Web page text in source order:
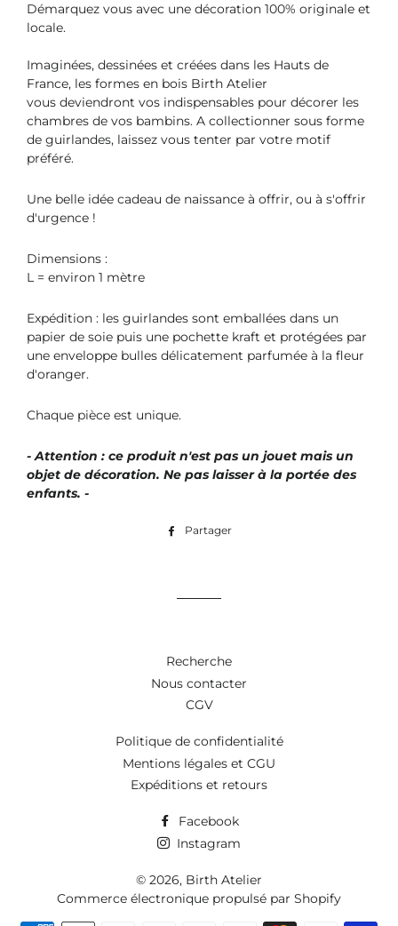
Démarquez vous avec une décoration 100% originale et
locale.
Imaginées, dessinées et créées dans les Hauts de
France, les formes en bois Birth Atelier
vous deviendront vos indispensables pour décorer les
chambres de vos bambins. A collectionner sous forme
de guirlandes, laissez vous tenter par votre motif
préféré.
Une belle idée cadeau de naissance à offrir, ou à s'offrir
d'urgence !
Dimensions :
L = environ 1 mètre
Expédition : les guirlandes sont emballées dans un
papier de soie puis une pochette kraft et protégées par
une enveloppe bulles délicatement parfumée à la fleur
d'oranger.
Chaque pièce est unique.
- Attention : ce produit n'est pas un jouet mais un
objet de décoration. Ne pas laisser à la portée des
enfants. -
Partager
Recherche
Nous contacter
CGV
Politique de confidentialité
Mentions légales et CGU
Expéditions et retours
Facebook
Instagram
© 2026, Birth Atelier
Commerce électronique propulsé par Shopify